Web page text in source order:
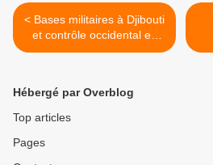
< Bases militaires à Djibouti
et contrôle occidental en
Afrique.
Hébergé par Overblog
Top articles
Pages